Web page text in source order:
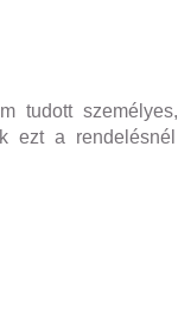
tudott személyes,
ezt a rendelésnél